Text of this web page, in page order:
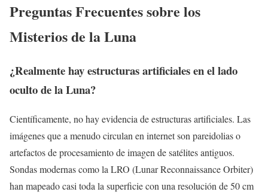
Preguntas Frecuentes sobre los
Misterios de la Luna
¿Realmente hay estructuras artificiales en el lado
oculto de la Luna?
Científicamente, no hay evidencia de estructuras artificiales. Las
imágenes que a menudo circulan en internet son pareidolias o
artefactos de procesamiento de imagen de satélites antiguos.
Sondas modernas como la LRO (Lunar Reconnaissance Orbiter)
han mapeado casi toda la superficie con una resolución de 50 cm